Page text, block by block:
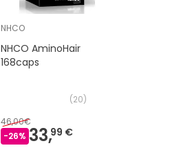
NHCO
NHCO AminoHair
168caps
(20)
46,00€
-26% 33,99 €